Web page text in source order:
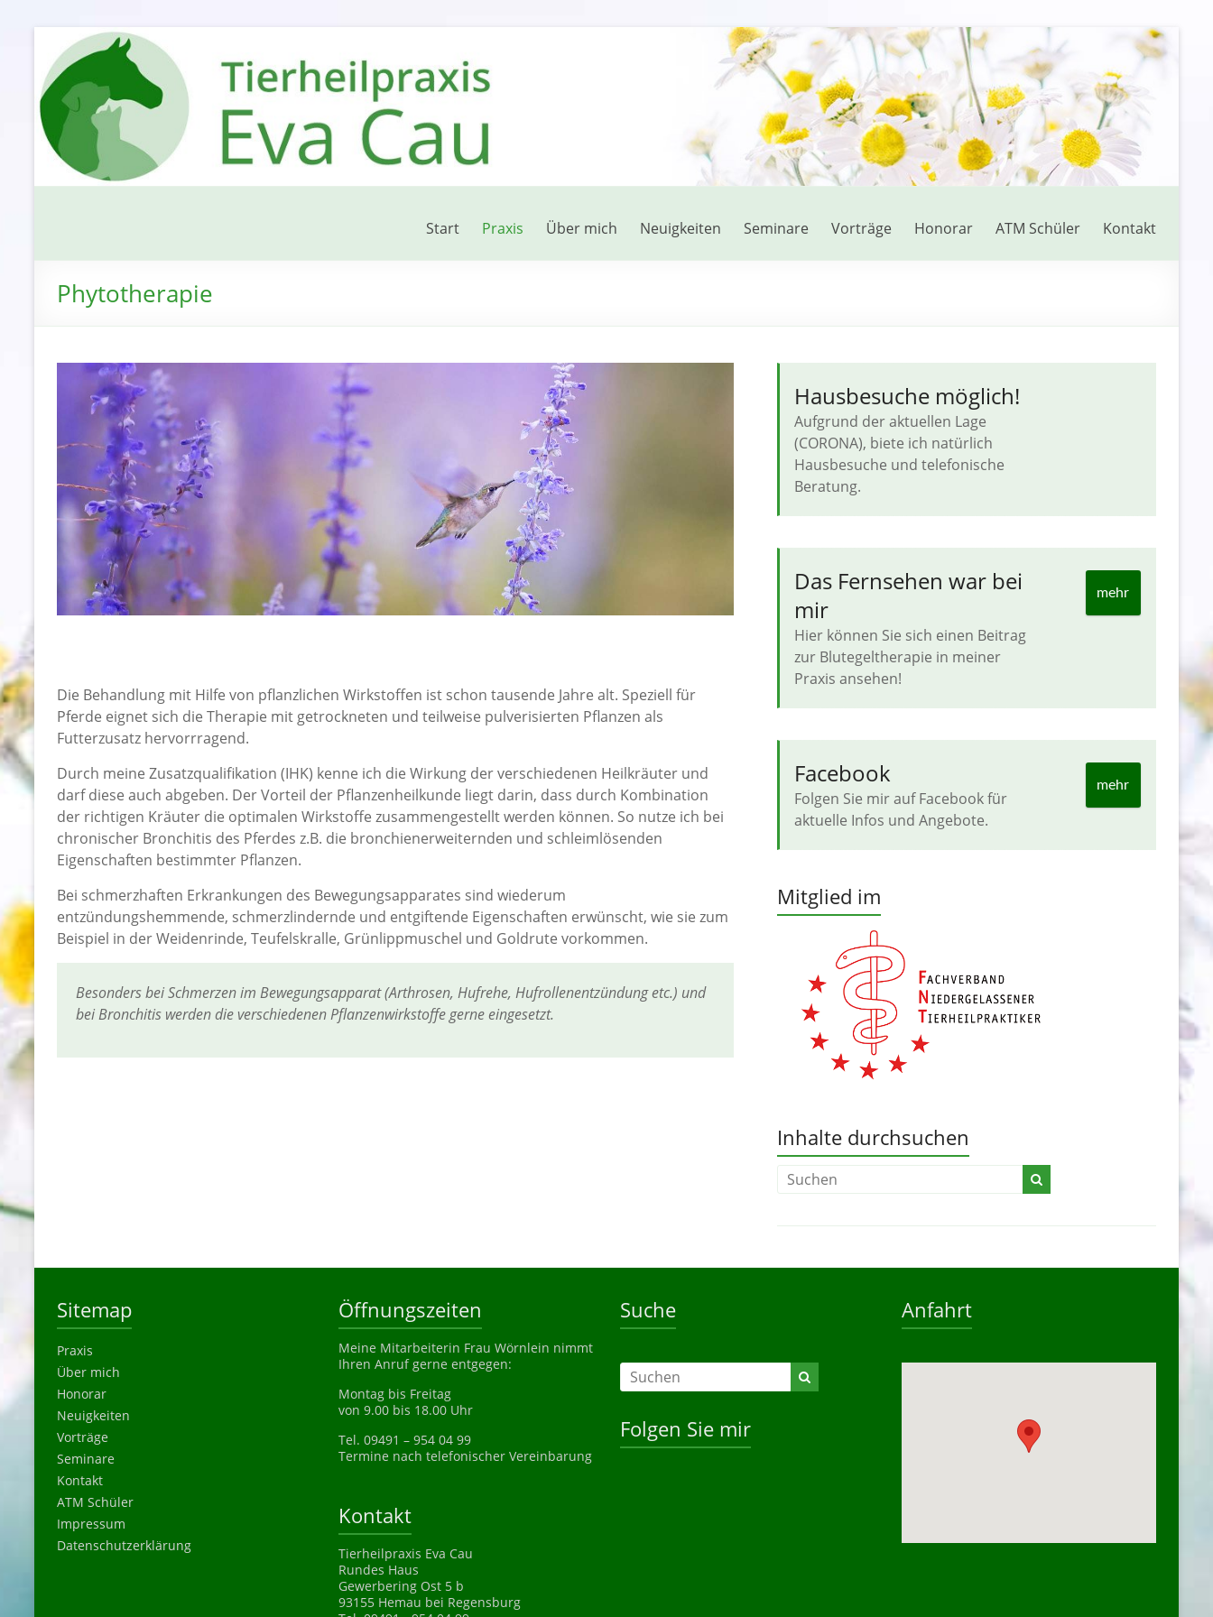
Start Praxis Über mich Neuigkeiten Seminare Vorträge Honorar ATM Schüler Kontakt
Phytotherapie
Die Behandlung mit Hilfe von pflanzlichen Wirkstoffen ist schon tausende Jahre alt. Speziell für
Pferde eignet sich die Therapie mit getrockneten und teilweise pulverisierten Pflanzen als
Futterzusatz hervorrragend.
Durch meine Zusatzqualifikation (IHK) kenne ich die Wirkung der verschiedenen Heilkräuter und
darf diese auch abgeben. Der Vorteil der Pflanzenheilkunde liegt darin, dass durch Kombination
der richtigen Kräuter die optimalen Wirkstoffe zusammengestellt werden können. So nutze ich bei
chronischer Bronchitis des Pferdes z.B. die bronchienerweiternden und schleimlösenden
Eigenschaften bestimmter Pflanzen.
Bei schmerzhaften Erkrankungen des Bewegungsapparates sind wiederum
entzündungshemmende, schmerzlindernde und entgiftende Eigenschaften erwünscht, wie sie zum
Beispiel in der Weidenrinde, Teufelskralle, Grünlippmuschel und Goldrute vorkommen.
Besonders bei Schmerzen im Bewegungsapparat (Arthrosen, Hufrehe, Hufrollenentzündung etc.) und
bei Bronchitis werden die verschiedenen Pflanzenwirkstoffe gerne eingesetzt.
Hausbesuche möglich!
Aufgrund der aktuellen Lage
(CORONA), biete ich natürlich
Hausbesuche und telefonische
Beratung.
Das Fernsehen war bei
mir
Hier können Sie sich einen Beitrag
zur Blutegeltherapie in meiner
Praxis ansehen!
mehr
Facebook
Folgen Sie mir auf Facebook für
aktuelle Infos und Angebote.
mehr
Mitglied im
Inhalte durchsuchen
Sitemap
Praxis
Über mich
Honorar
Neuigkeiten
Vorträge
Seminare
Kontakt
ATM Schüler
Impressum
Datenschutzerklärung
Öffnungszeiten
Meine Mitarbeiterin Frau Wörnlein nimmt
Ihren Anruf gerne entgegen:
Montag bis Freitag
von 9.00 bis 18.00 Uhr
Tel. 09491 – 954 04 99
Termine nach telefonischer Vereinbarung
Kontakt
Tierheilpraxis Eva Cau
Rundes Haus
Gewerbering Ost 5 b
93155 Hemau bei Regensburg
Suche
Folgen Sie mir
Anfahrt